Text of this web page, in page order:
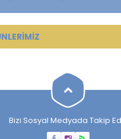
Bizi Sosyal Medyada Takip